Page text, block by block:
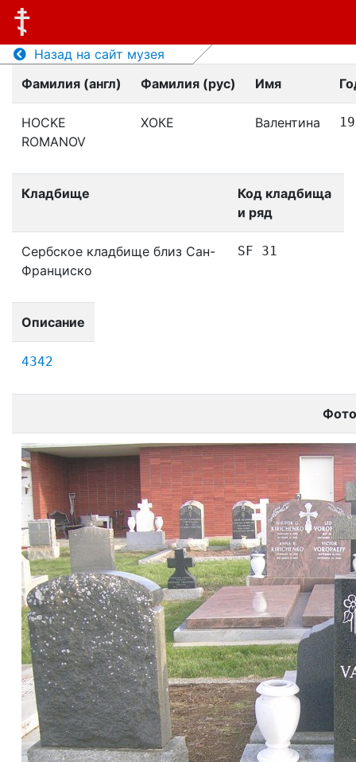
Назад на сайт музея
Фамилия (англ)
Фамилия (рус) Имя
HOCKE
ROMANOV
ХОКЕ Валентина
Кладбище
Код кладбища
и ряд
Сербское кладбище близ Сан-
Франциско
SF 31
Описание
4342
Фото